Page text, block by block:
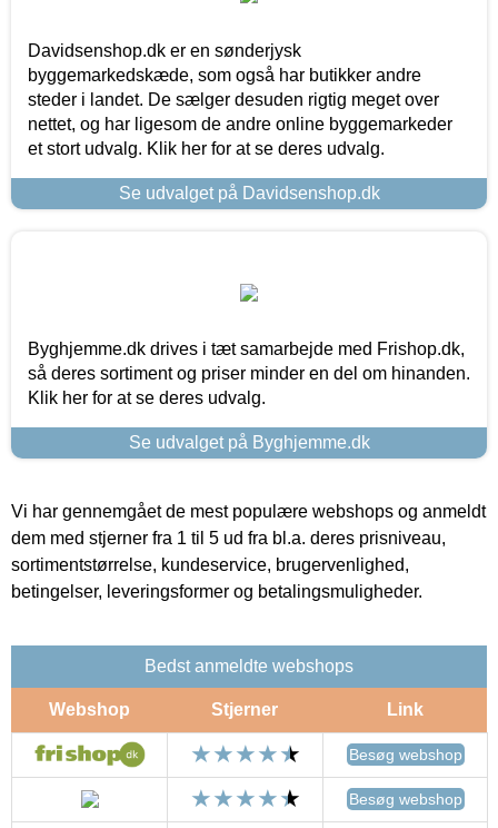
Davidsenshop.dk er en sønderjysk
byggemarkedskæde, som også har butikker andre
steder i landet. De sælger desuden rigtig meget over
nettet, og har ligesom de andre online byggemarkeder
et stort udvalg. Klik her for at se deres udvalg.
Se udvalget på Davidsenshop.dk
Byghjemme.dk drives i tæt samarbejde med Frishop.dk,
så deres sortiment og priser minder en del om hinanden.
Klik her for at se deres udvalg.
Se udvalget på Byghjemme.dk
Vi har gennemgået de mest populære webshops og anmeldt
dem med stjerner fra 1 til 5 ud fra bl.a. deres prisniveau,
sortimentstørrelse, kundeservice, brugervenlighed,
betingelser, leveringsformer og betalingsmuligheder.
Bedst anmeldte webshops
Webshop Stjerner Link
Besøg webshop
Besøg webshop